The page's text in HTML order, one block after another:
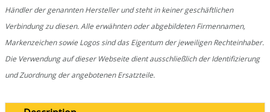
Händler der genannten Hersteller und steht in keiner geschäftlichen
Verbindung zu diesen. Alle erwähnten oder abgebildeten Firmennamen,
Markenzeichen sowie Logos sind das Eigentum der jeweiligen Rechteinhaber.
Die Verwendung auf dieser Webseite dient ausschließlich der Identifizierung
und Zuordnung der angebotenen Ersatzteile.